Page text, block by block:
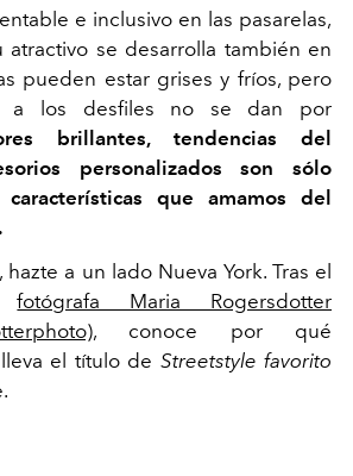
e inclusivo en las pasarelas,
se desarrolla también en
pueden estar grises y fríos, pero
a los desfiles no se dan por
brillantes, tendencias del
personalizados son sólo
que amamos del
a un lado Nueva York. Tras el
fotógrafa Maria Rogersdotter
conoce por qué
el título de Streetstyle favorito